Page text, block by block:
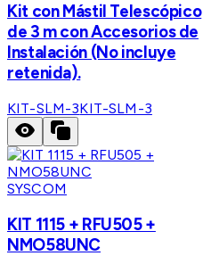
Kit con Mástil Telescópico
de 3 m con Accesorios de
Instalación (No incluye
retenida).
KIT-SLM-3KIT-SLM-3
SYSCOM
KIT 1115 + RFU505 +
NMO58UNC